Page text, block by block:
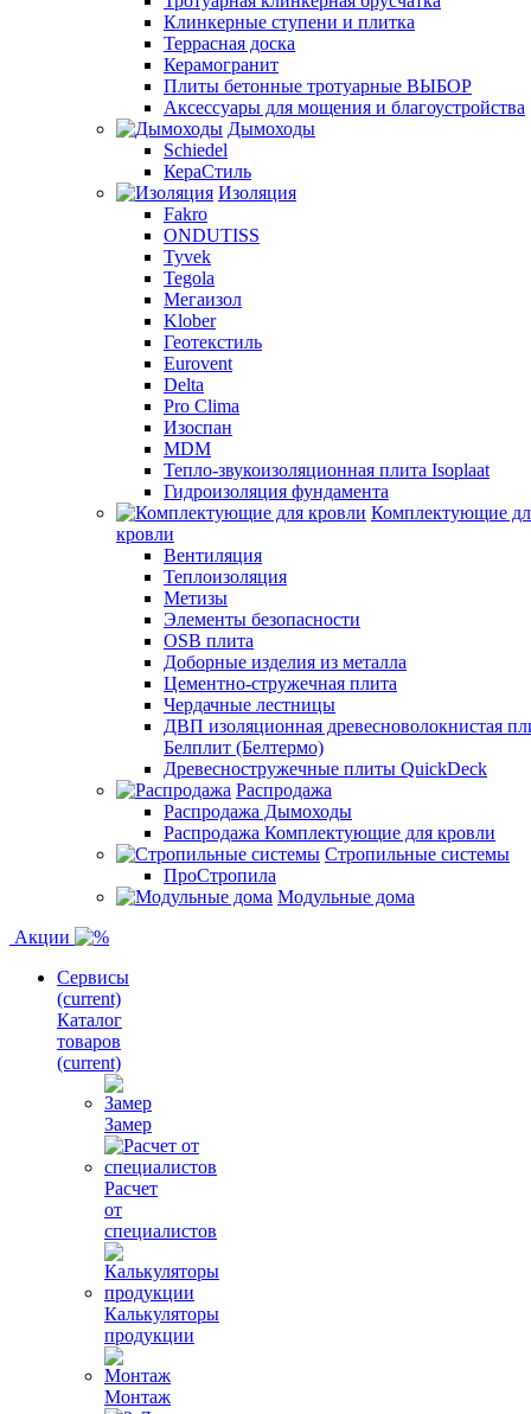
Клинкерные ступени и плитка
Террасная доска
Керамогранит
Плиты бетонные тротуарные ВЫБОР
Аксессуары для мощения и благоустройства
Дымоходы
Schiedel
КераСтиль
Изоляция
Fakro
ONDUTISS
Tyvek
Tegola
Мегаизол
Klober
Геотекстиль
Eurovent
Delta
Pro Clima
Изоспан
MDM
Тепло-звукоизоляционная плита Isoplaat
Гидроизоляция фундамента
Комплектующие
кровли
Вентиляция
Теплоизоляция
Метизы
Элементы безопасности
OSB плита
Доборные изделия из металла
Цементно-стружечная плита
Чердачные лестницы
ДВП изоляционная древесноволокнистая
Белплит (Белтермо)
Древесностружечные плиты QuickDeck
Распродажа
Распродажа Дымоходы
Распродажа Комплектующие для кровли
Стропильные системы
ПроСтропила
Модульные дома
Акции
Сервисы
(current)
Каталог
товаров
(current)
Замер
Расчет
от
специалистов
Калькуляторы
продукции
Монтаж